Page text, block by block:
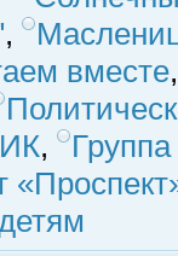
,
вместе
,